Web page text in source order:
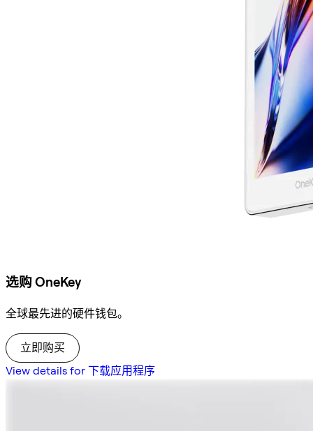
选购 OneKey
全球最先进的硬件钱包。
立即购买
View details for 下载应用程序